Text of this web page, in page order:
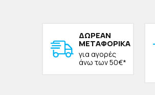
ΔΩΡΕAΝ
ΜΕΤΑΦΟΡΙΚΑ
για αγορές
άνω των 50€*